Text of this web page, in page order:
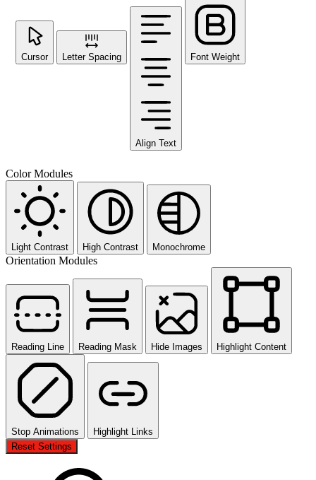
Cursor Letter Spacing
Align Text
Font Weight
Color Modules
Light Contrast High Contrast Monochrome
Orientation Modules
Reading Line Reading Mask Hide Images Highlight Content
Stop Animations
Highlight Links
Reset Settings